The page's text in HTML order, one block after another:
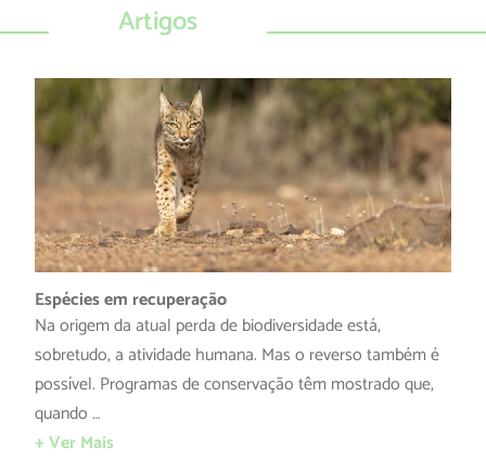
Artigos
Espécies em recuperação
Na origem da atual perda de biodiversidade está,
sobretudo, a atividade humana. Mas o reverso também é
possível. Programas de conservação têm mostrado que,
quando …
+ Ver Mais